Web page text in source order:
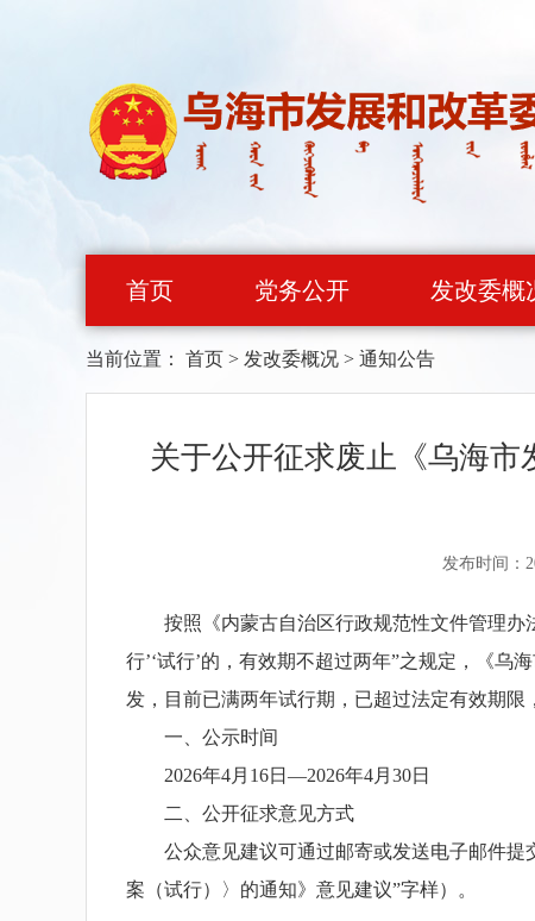
首页 党务公开 发改委概
当前位置： 首页 > 发改委概况 > 通知公告
关于公开征求废止《乌海
发布时间：
按照《内蒙古自治区行政规范性文件管理办法
行’‘试行’的，有效期不超过两年”之规定，《
发，目前已满两年试行期，已超过法定有效期
一、公示时间
2026年4月16日—2026年4月30日
二、公开征求意见方式
公众意见建议可通过邮寄或发送电子邮件提
案（试行）〉的通知》意见建议”字样）。